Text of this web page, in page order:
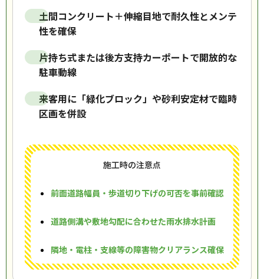
土間コンクリート＋伸縮目地で耐久性とメンテ
性を確保
片持ち式または後方支持カーポートで開放的な
駐車動線
来客用に「緑化ブロック」や砂利安定材で臨時
区画を併設
施工時の注意点
前面道路幅員・歩道切り下げの可否を事前確認
道路側溝や敷地勾配に合わせた雨水排水計画
隣地・電柱・支線等の障害物クリアランス確保